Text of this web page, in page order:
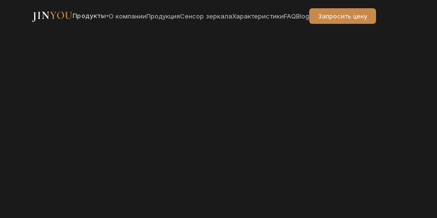
JINYOUПродукты О компанииПродукцияСенсор зеркалаХарактеристикиFAQBlog Запросить цену